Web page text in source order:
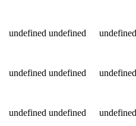
undefined undefined undefined
undefined undefined undefined
undefined undefined undefined